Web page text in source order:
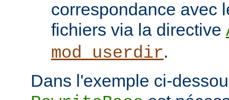
correspondance avec
fichiers via la directive
mod_userdir.
Dans l'exemple ci-